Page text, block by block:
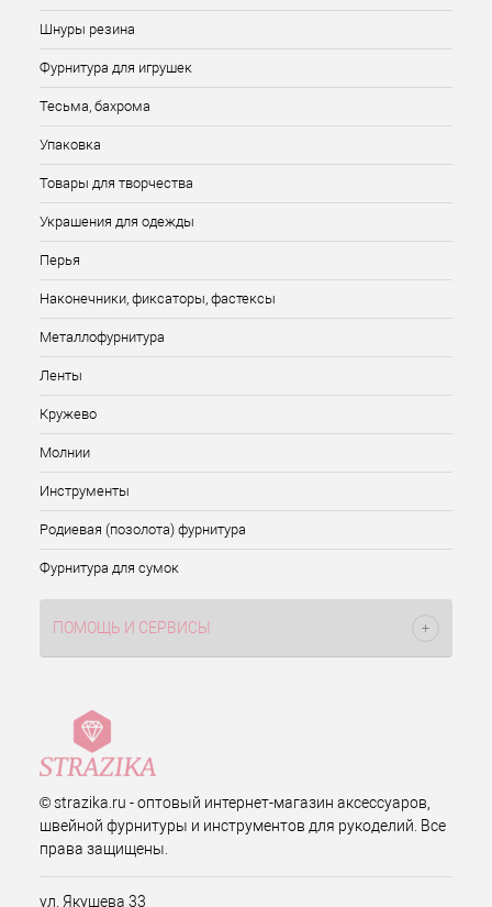
Шнуры резина
Фурнитура для игрушек
Тесьма, бахрома
Упаковка
Товары для творчества
Украшения для одежды
Перья
Наконечники, фиксаторы, фастексы
Металлофурнитура
Ленты
Кружево
Молнии
Инструменты
Родиевая (позолота) фурнитура
Фурнитура для сумок
ПОМОЩЬ И СЕРВИСЫ
© strazika.ru - оптовый интернет-магазин аксессуаров,
швейной фурнитуры и инструментов для рукоделий. Все
права защищены.
ул. Якушева 33